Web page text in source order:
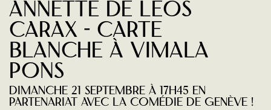
Annette de Leos
Carax - Carte
blanche à Vimala
Pons
dimanche 21 septembre à 17H45 en
partenariat avec la Comédie de Genève !